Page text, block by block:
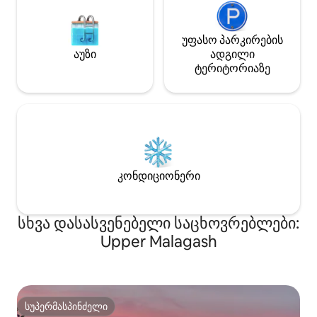
აუზი
უფასო პარკირების
ადგილი
ტერიტორიაზე
კონდიციონერი
სხვა დასასვენებელი საცხოვრებლები:
Upper Malagash
სუპერმასპინძელი
სუპერმასპინძელი